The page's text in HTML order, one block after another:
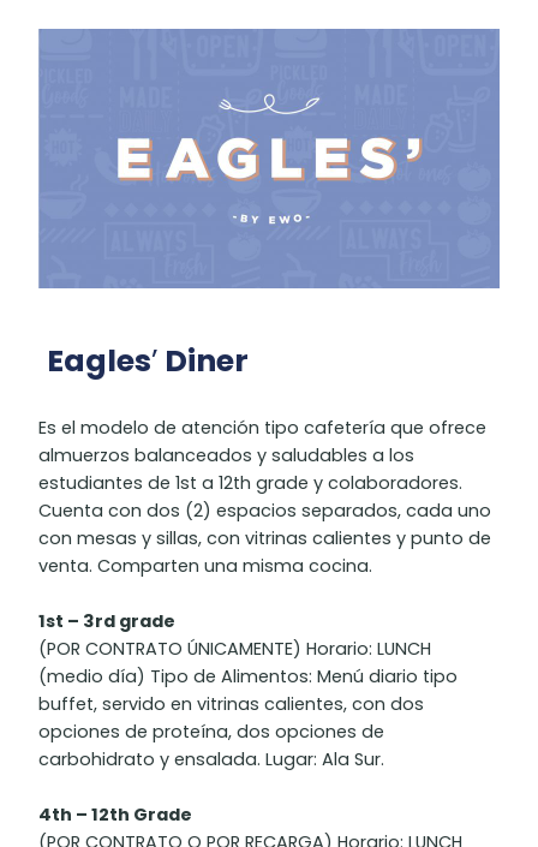
Eagles’ Diner
Es el modelo de atención tipo cafetería que ofrece
almuerzos balanceados y saludables a los
estudiantes de 1st a 12th grade y colaboradores.
Cuenta con dos (2) espacios separados, cada uno
con mesas y sillas, con vitrinas calientes y punto de
venta. Comparten una misma cocina.
1st – 3rd grade
(POR CONTRATO ÚNICAMENTE) Horario: LUNCH
(medio día) Tipo de Alimentos: Menú diario tipo
buffet, servido en vitrinas calientes, con dos
opciones de proteína, dos opciones de
carbohidrato y ensalada. Lugar: Ala Sur.
4th – 12th Grade